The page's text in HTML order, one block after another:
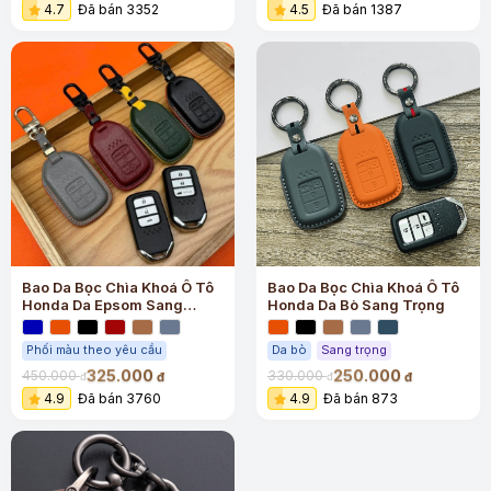
4.7 Đã bán 3352 4.5 Đã bán 1387
Bao Da Bọc Chìa Khoá Ô Tô
Honda Da Epsom Sang
Trọng
Phối màu theo yêu cầu
450.000đ325.000 đ
4.9 Đã bán 3760
Bao Da Bọc Chìa Khoá Ô Tô
Honda Da Bò Sang Trọng
Da bò Sang trọng
330.000đ250.000 đ
4.9 Đã bán 873